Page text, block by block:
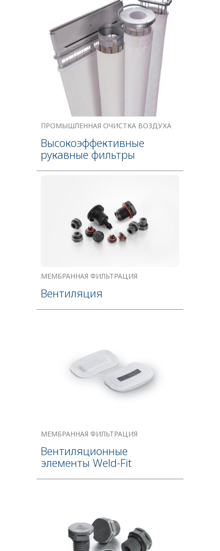
ПРОМЫШЛЕННАЯ ОЧИСТКА ВОЗДУХА
Высокоэффективные
рукавные фильтры
МЕМБРАННАЯ ФИЛЬТРАЦИЯ
Вентиляция
МЕМБРАННАЯ ФИЛЬТРАЦИЯ
Вентиляционные
элементы Weld-Fit